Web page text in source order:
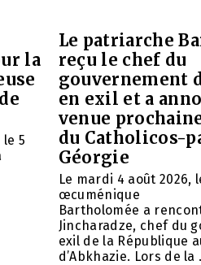
la
5
Le patriarche
reçu le chef du
gouvernement
en exil et a
venue
du Catholicos-
Géorgie
Le mardi 4 août 2026,
œcuménique
Bartholomée a
Jincharadze, chef du
exil de la République
d’Abkhazie. Lors de la